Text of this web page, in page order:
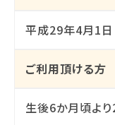
平成29年4月1日
ご利用頂ける方
生後6か月頃より